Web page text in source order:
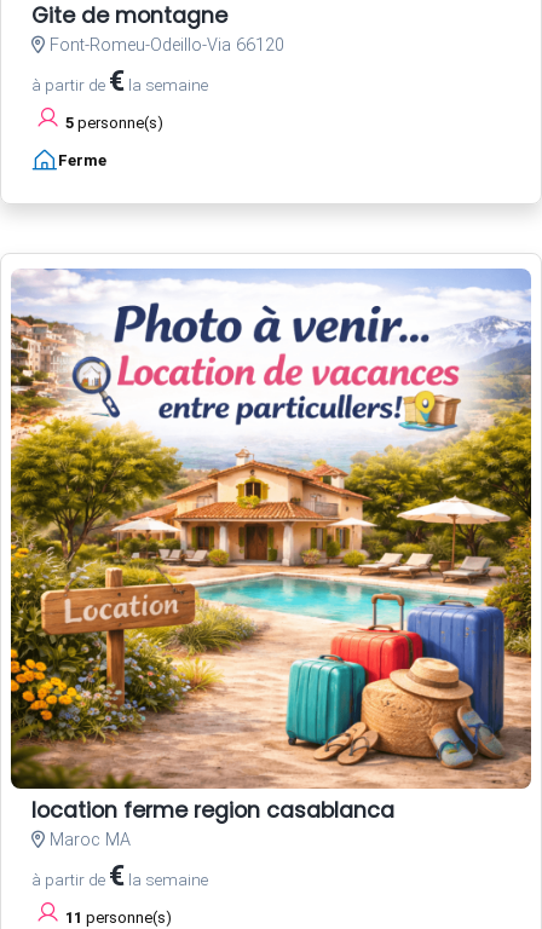
Gite de montagne
Font-Romeu-Odeillo-Via 66120
à partir de € la semaine
5 personne(s)
Ferme
location ferme region casablanca
Maroc MA
à partir de € la semaine
11 personne(s)